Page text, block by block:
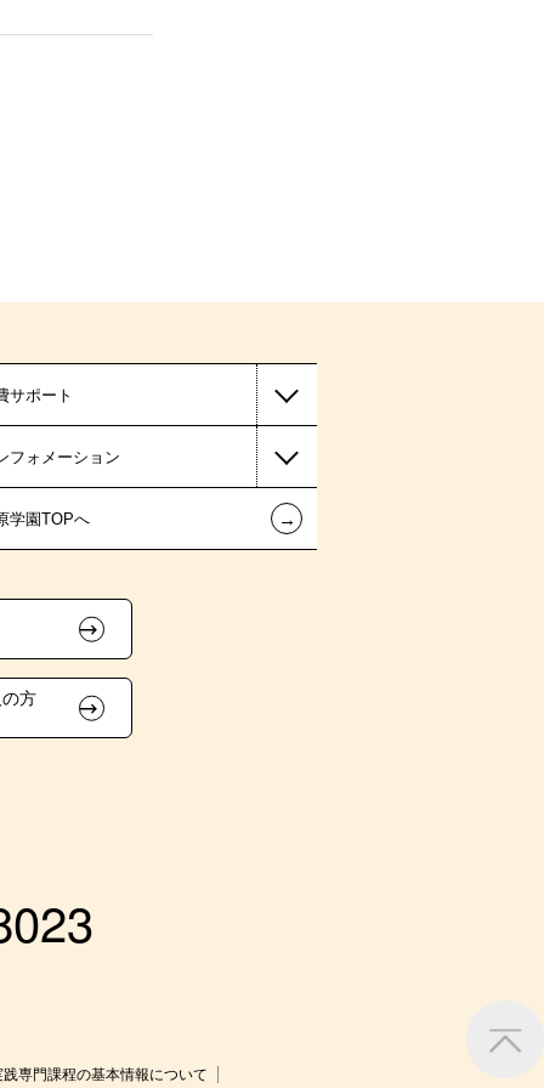
サポート
フォメーション
学園TOPへ ←
方
践専門課程の基本情報について